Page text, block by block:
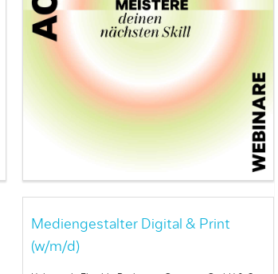
Mediengestalter Digital & Print
(w/m/d)